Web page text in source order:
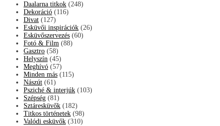
Daalarna titkok (248)
Dekoráció (116)
Divat (127)
Esküvői inspirációk (26)
Esküvőszervezés (60)
Fotó & Film (88)
Gasztro (58)
Helyszín (45)
Meghívó (57)
Minden más (115)
Nászút (61)
Psziché & interjúk (103)
Szépség (81)
Sztáresküvők (182)
Titkos történetek (98)
Valódi esküvők (310)